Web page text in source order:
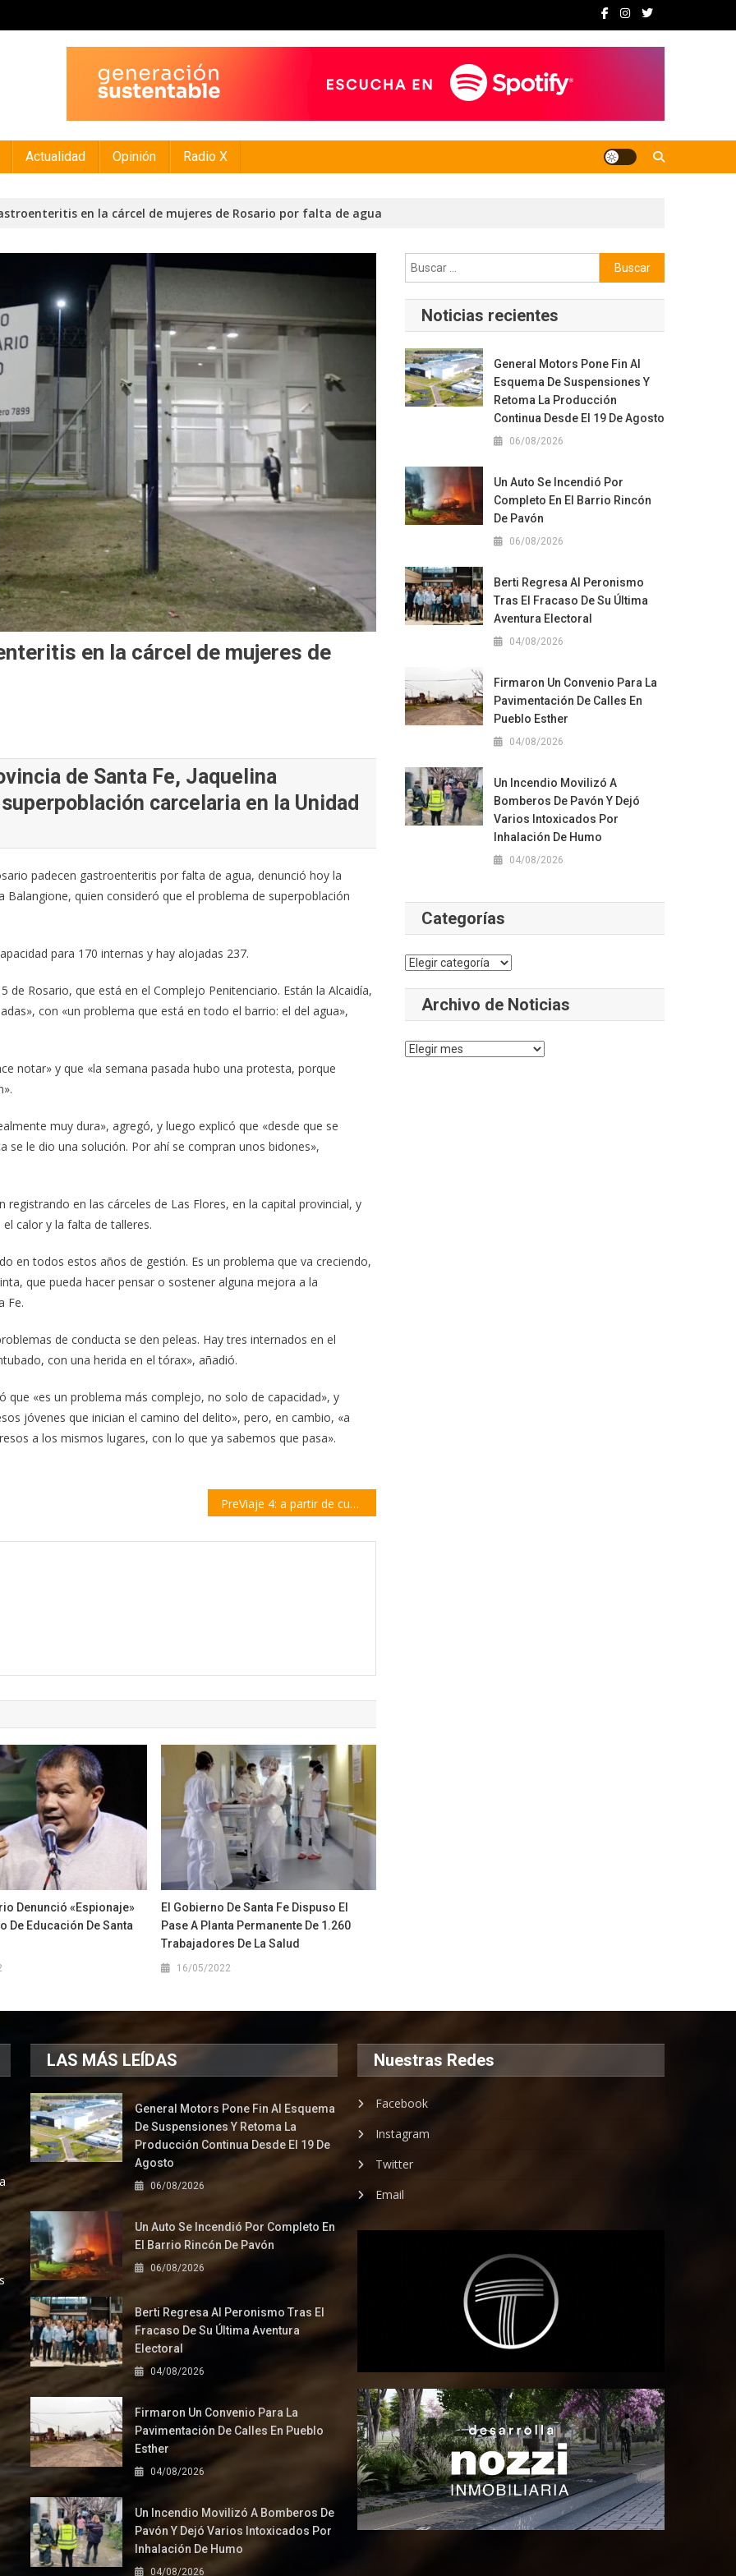
Actualidad Opinión Radio X
en la cárcel de mujeres de Rosario por falta de agua
en la cárcel de mujeres de
de Santa Fe, Jaquelina
carcelaria en la Unidad
padecen gastroenteritis por falta de agua, denunció hoy la
Balangione, quien consideró que el problema de superpoblación
para 170 internas y hay alojadas 237.
de Rosario, que está en el Complejo Penitenciario. Están la Alcaidía,
con «un problema que está en todo el barrio: el del agua»,
notar» y que «la semana pasada hubo una protesta, porque
muy dura», agregó, y luego explicó que «desde que se
le dio una solución. Por ahí se compran unos bidones»,
en las cárceles de Las Flores, en la capital provincial, y
calor y la falta de talleres.
en todos estos años de gestión. Es un problema que va creciendo,
que pueda hacer pensar o sostener alguna mejora a la
Fe.
de conducta se den peleas. Hay tres internados en el
con una herida en el tórax», añadió.
que «es un problema más complejo, no solo de capacidad», y
jóvenes que inician el camino del delito», pero, en cambio, «a
a los mismos lugares, con lo que ya sabemos que pasa».
PreViaje 4: a partir de cuándo estará disponible y qué destinos incluye
Denunció «espionaje»
De Educación De Santa
El Gobierno De Santa Fe Dispuso El
Pase A Planta Permanente De 1.260
Trabajadores De La Salud
16/05/2022
Buscar:
Noticias recientes
General Motors Pone Fin Al
Esquema De Suspensiones Y
Retoma La Producción
Continua Desde El 19 De Agosto
06/08/2026
Un Auto Se Incendió Por
Completo En El Barrio Rincón
De Pavón
06/08/2026
Berti Regresa Al Peronismo
Tras El Fracaso De Su Última
Aventura Electoral
04/08/2026
Firmaron Un Convenio Para La
Pavimentación De Calles En
Pueblo Esther
04/08/2026
Un Incendio Movilizó A
Bomberos De Pavón Y Dejó
Varios Intoxicados Por
Inhalación De Humo
04/08/2026
Categorías
Categorías
Archivo de Noticias
Archivo
LAS MÁS LEÍDAS
General Motors Pone Fin Al Esquema
De Suspensiones Y Retoma La
Producción Continua Desde El 19 De
Agosto
06/08/2026
Un Auto Se Incendió Por Completo En
El Barrio Rincón De Pavón
06/08/2026
Berti Regresa Al Peronismo Tras El
Fracaso De Su Última Aventura
Electoral
04/08/2026
Firmaron Un Convenio Para La
Pavimentación De Calles En Pueblo
Esther
04/08/2026
Un Incendio Movilizó A Bomberos De
Pavón Y Dejó Varios Intoxicados Por
Inhalación De Humo
04/08/2026
Nuestras Redes
Facebook
Instagram
Twitter
Email